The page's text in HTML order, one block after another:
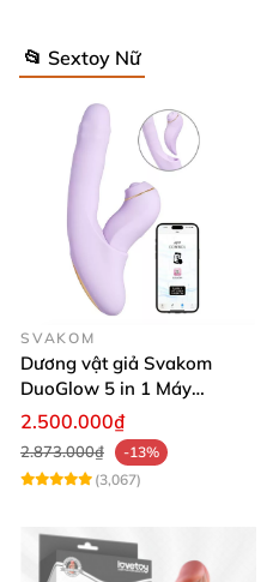
📂 Sextoy Nữ
SVAKOM
Dương vật giả Svakom
DuoGlow 5 in 1 Máy
Massage Điểm G & Âm Vật
Điều Khiển App
2.500.000₫
2.873.000₫
-13%
(3,067)